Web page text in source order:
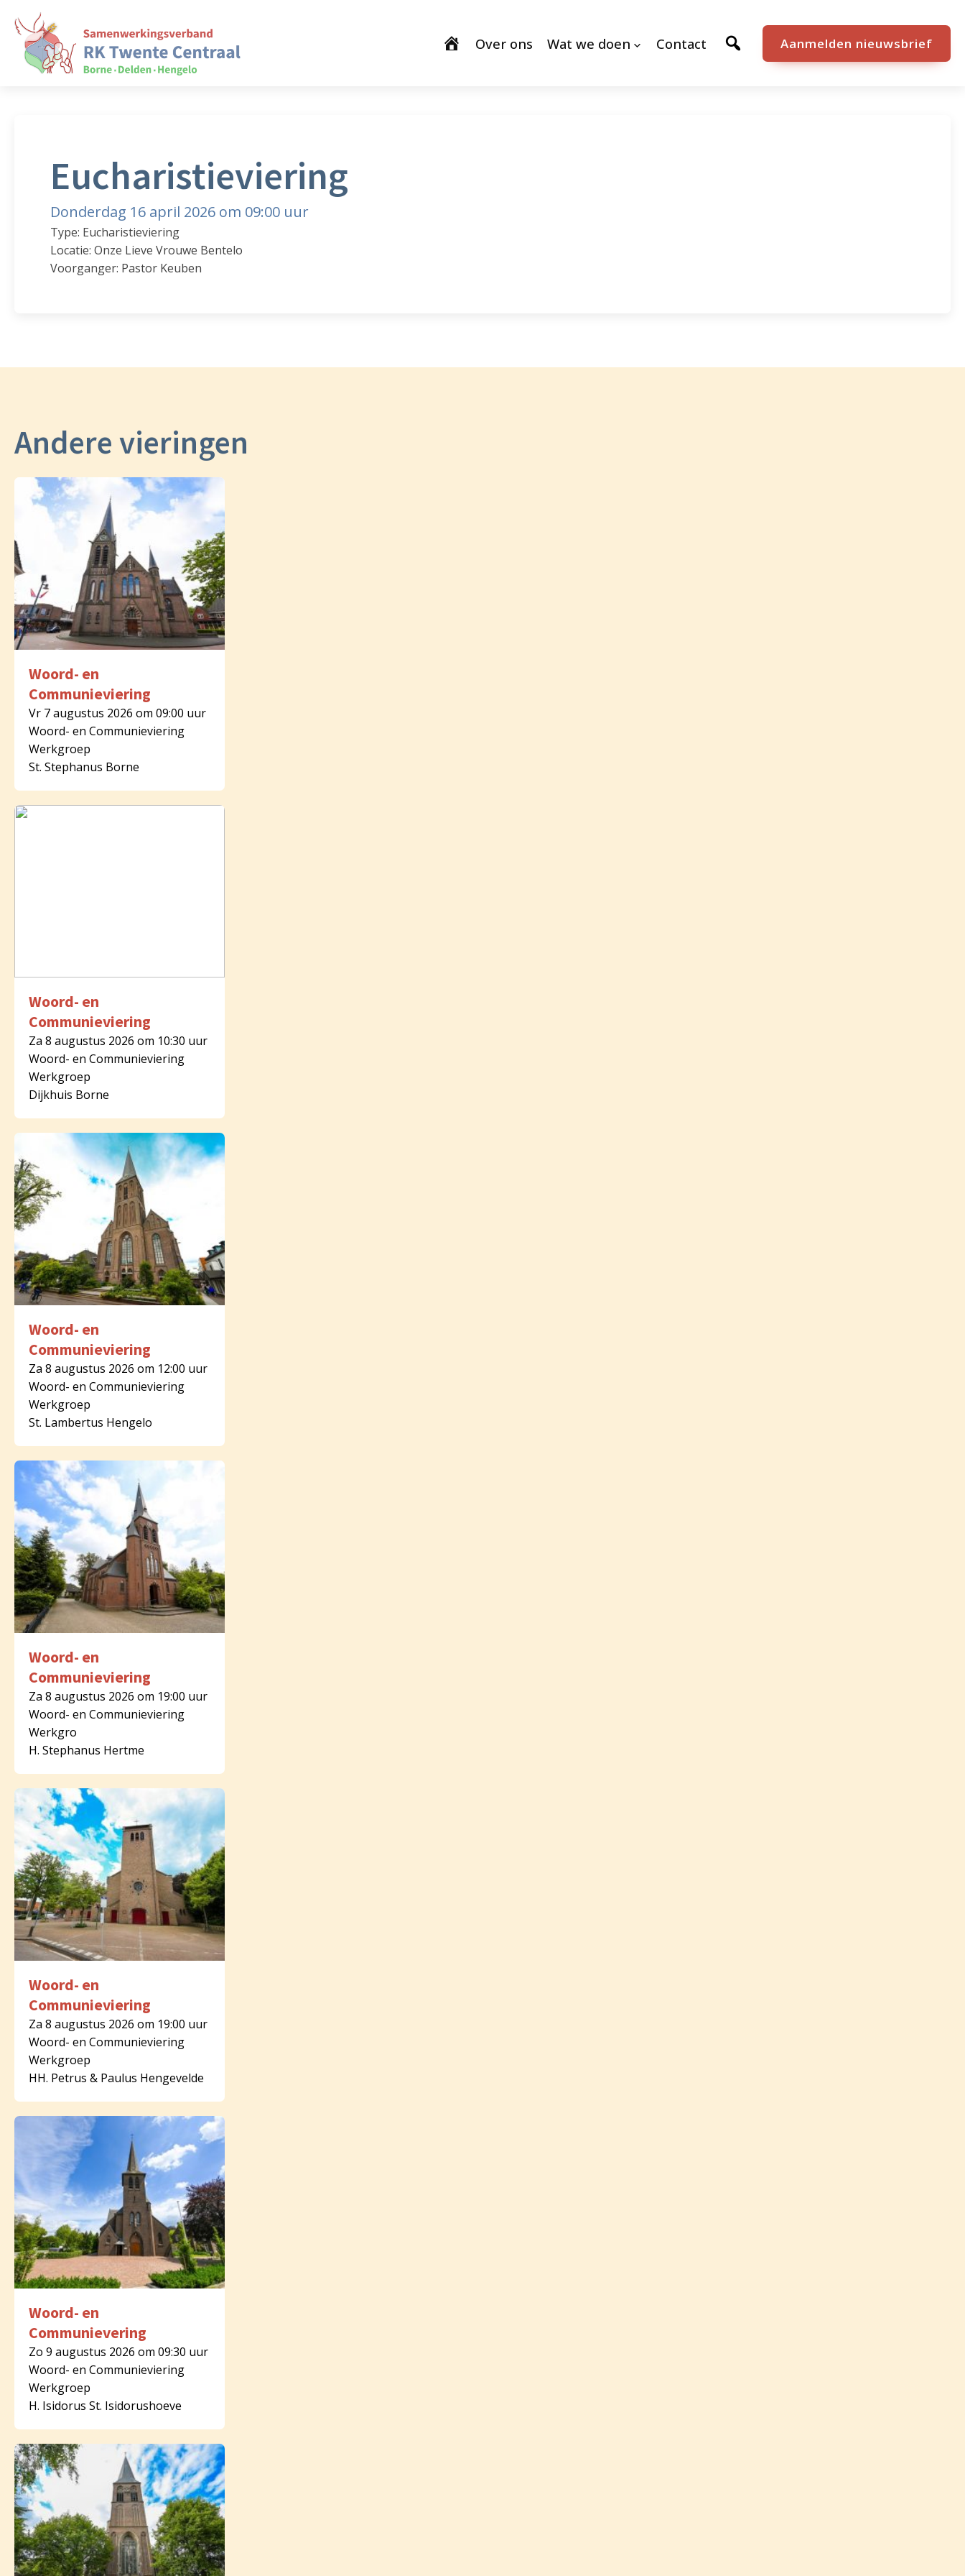
Over ons Wat we doen Contact Aanmelden nieuwsbrief
Eucharistieviering
Donderdag 16 april 2026 om 09:00 uur
Type: Eucharistieviering
Locatie: Onze Lieve Vrouwe Bentelo
Voorganger: Pastor Keuben
Andere vieringen
Woord- en
Communieviering
Vr 7 augustus 2026 om 09:00 uur
Woord- en Communieviering
Werkgroep
St. Stephanus Borne
Woord- en
Communieviering
Za 8 augustus 2026 om 10:30 uur
Woord- en Communieviering
Werkgroep
Dijkhuis Borne
Woord- en
Communieviering
Za 8 augustus 2026 om 12:00 uur
Woord- en Communieviering
Werkgroep
St. Lambertus Hengelo
Woord- en
Communieviering
Za 8 augustus 2026 om 19:00 uur
Woord- en Communieviering
Werkgro
H. Stephanus Hertme
Woord- en
Communieviering
Za 8 augustus 2026 om 19:00 uur
Woord- en Communieviering
Werkgroep
HH. Petrus & Paulus Hengevelde
Woord- en
Communievering
Zo 9 augustus 2026 om 09:30 uur
Woord- en Communieviering
Werkgroep
H. Isidorus St. Isidorushoeve